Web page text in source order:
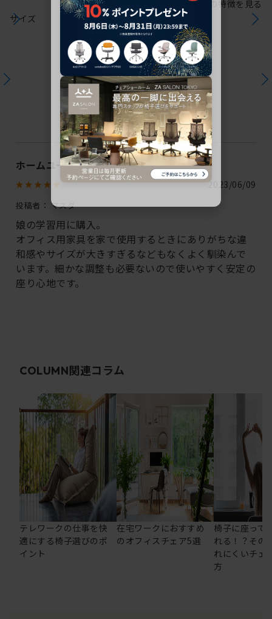
サイズ
シリーズの特徴を見る
ユーザーレビュー
この商品のレビュー
1 件のレビューが投稿されています
ホームユースに最適
2023/06/09
投稿者： マスダ
娘の学習用に購入。
オフィス用家具を家で使用するときにありがちな違
和感やサイズが大きすぎるなどもなくよく馴染んで
います。細かな調整も必要ないので使いやすく安定の
座り心地です。
COLUMN関連コラム
テレワークの仕事を快
適にする椅子選びのポ
イント
在宅ワークにおすすめ
のオフィスチェア5選
椅子に座って
れる！？その
れにくいチェ
方